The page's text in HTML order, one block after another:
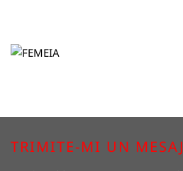
TRIMITE-MI UN MESAJ